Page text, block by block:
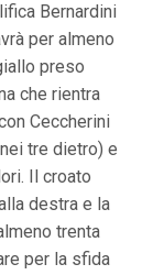
Bernardini
per almeno
preso
che rientra
Ceccherini
tre dietro) e
Il croato
destra e la
trenta
per la sfida